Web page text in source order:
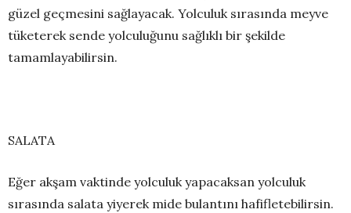
güzel geçmesini sağlayacak. Yolculuk sırasında meyve
tüketerek sende yolculuğunu sağlıklı bir şekilde
tamamlayabilirsin.
SALATA
Eğer akşam vaktinde yolculuk yapacaksan yolculuk
sırasında salata yiyerek mide bulantını hafifletebilirsin.